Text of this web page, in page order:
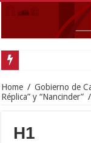
Home / Gobierno de
Réplica” y “Nancinder” /
H1